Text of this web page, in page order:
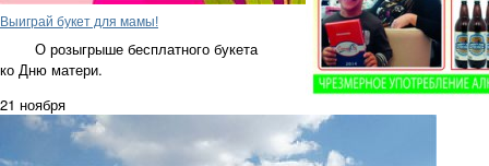
Выиграй букет для мамы!
О розыгрыше бесплатного букета
ко Дню матери.
21 ноября